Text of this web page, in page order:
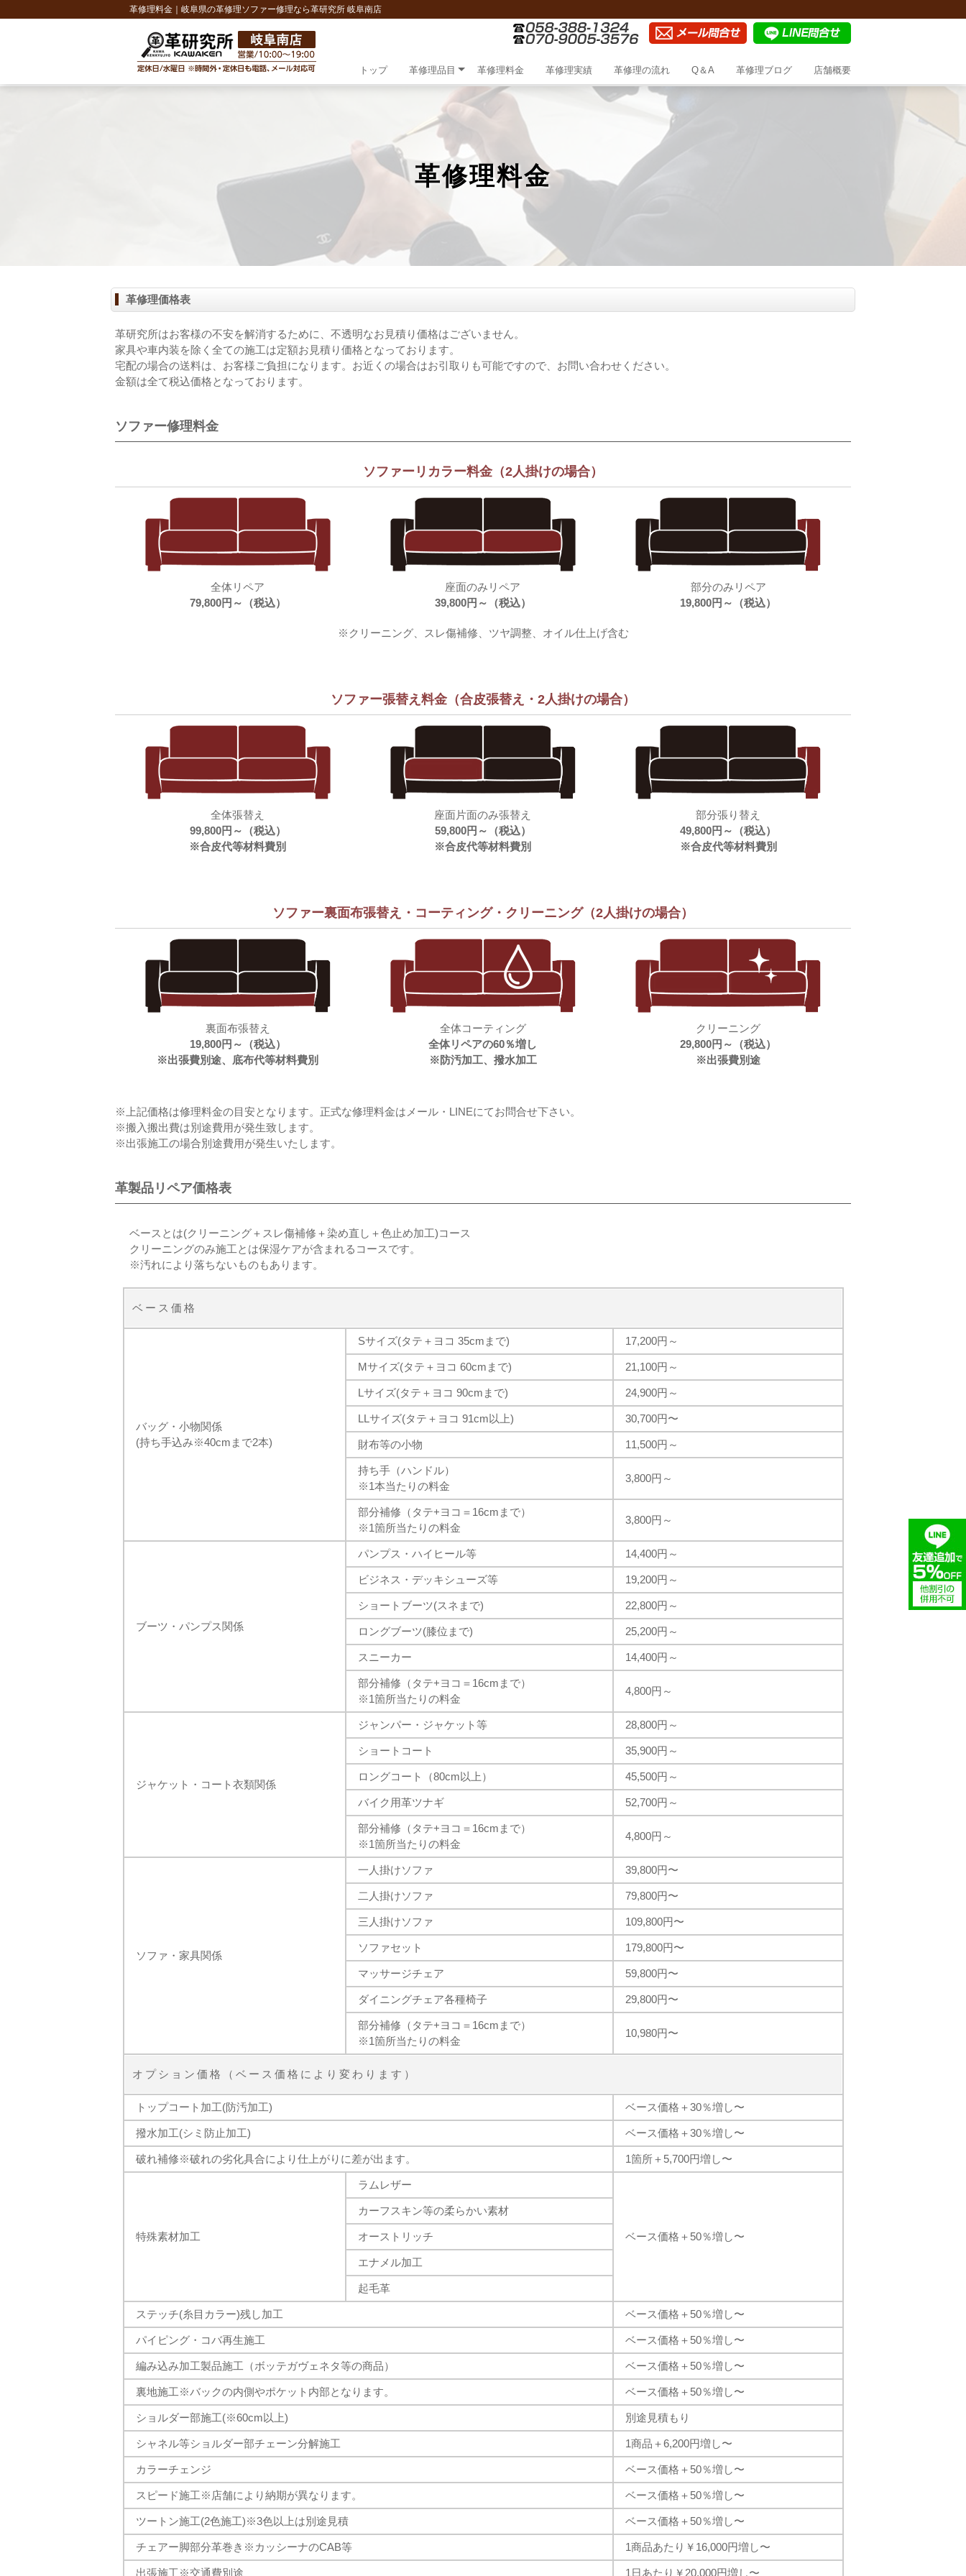
革修理料金｜岐阜県の革修理ソファー修理なら革研究所 岐阜南店
トップ 革修理品目 革修理料金 革修理実績 革修理の流れ Q＆A 革修理ブログ 店舗概要
革修理料金
革修理価格表
革研究所はお客様の不安を解消するために、不透明なお見積り価格はございません。
家具や車内装を除く全ての施工は定額お見積り価格となっております。
宅配の場合の送料は、お客様ご負担になります。お近くの場合はお引取りも可能ですので、お問い合わせください。
金額は全て税込価格となっております。
ソファー修理料金
ソファーリカラー料金（2人掛けの場合）
全体リペア
79,800円～（税込）
座面のみリペア
39,800円～（税込）
部分のみリペア
19,800円～（税込）
※クリーニング、スレ傷補修、ツヤ調整、オイル仕上げ含む
ソファー張替え料金（合皮張替え・2人掛けの場合）
全体張替え
99,800円～（税込）
※合皮代等材料費別
座面片面のみ張替え
59,800円～（税込）
※合皮代等材料費別
部分張り替え
49,800円～（税込）
※合皮代等材料費別
ソファー裏面布張替え・コーティング・ クリーニング（2人掛けの場合）
裏面布張替え
19,800円～（税込）
※出張費別途、底布代等材料費別
全体コーティング
全体リペアの60％増し
※防汚加工、撥水加工
クリーニング
29,800円～（税込）
※出張費別途
※上記価格は修理料金の目安となります。正式な修理料金はメール・LINEにてお問合せ下さい。
※搬入搬出費は別途費用が発生致します。
※出張施工の場合別途費用が発生いたします。
革製品リペア価格表
ベースとは(クリーニング＋スレ傷補修＋染め直し＋色止め加工)コース
クリーニングのみ施工とは保湿ケアが含まれるコースです。
※汚れにより落ちないものもあります。
ベース価格
バッグ・小物関係
(持ち手込み※40cmまで2本)
Sサイズ(タテ＋ヨコ 35cmまで) 17,200円～
Mサイズ(タテ＋ヨコ 60cmまで) 21,100円～
Lサイズ(タテ＋ヨコ 90cmまで) 24,900円～
LLサイズ(タテ＋ヨコ 91cm以上) 30,700円〜
財布等の小物 11,500円～
持ち手（ハンドル）
※1本当たりの料金
3,800円～
部分補修（タテ+ヨコ＝16cmまで）
※1箇所当たりの料金
3,800円～
ブーツ・パンプス関係
パンプス・ハイヒール等 14,400円～
ビジネス・デッキシューズ等 19,200円～
ショートブーツ(スネまで) 22,800円～
ロングブーツ(膝位まで) 25,200円～
スニーカー 14,400円～
部分補修（タテ+ヨコ＝16cmまで）
※1箇所当たりの料金
4,800円～
ジャケット・コート衣類関係
ジャンパー・ジャケット等 28,800円～
ショートコート 35,900円～
ロングコート（80cm以上） 45,500円～
バイク用革ツナギ 52,700円～
部分補修（タテ+ヨコ＝16cmまで）
※1箇所当たりの料金
4,800円～
ソファ・家具関係
一人掛けソファ 39,800円〜
二人掛けソファ 79,800円〜
三人掛けソファ 109,800円〜
ソファセット 179,800円〜
マッサージチェア 59,800円〜
ダイニングチェア各種椅子 29,800円〜
部分補修（タテ+ヨコ＝16cmまで）
※1箇所当たりの料金
10,980円〜
オプション価格（ベース価格により変わります）
トップコート加工(防汚加工) ベース価格＋30％増し〜
撥水加工(シミ防止加工) ベース価格＋30％増し〜
破れ補修※破れの劣化具合により仕上がりに差が出ます。 1箇所＋5,700円増し〜
特殊素材加工
ラムレザー
ベース価格＋50％増し〜
カーフスキン等の柔らかい素材
オーストリッチ
エナメル加工
起毛革
ステッチ(糸目カラー)残し加工 ベース価格＋50％増し〜
パイピング・コバ再生施工 ベース価格＋50％増し〜
編み込み加工製品施工（ボッテガヴェネタ等の商品） ベース価格＋50％増し〜
裏地施工※バックの内側やポケット内部となります。 ベース価格＋50％増し〜
ショルダー部施工(※60cm以上) 別途見積もり
シャネル等ショルダー部チェーン分解施工 1商品＋6,200円増し〜
カラーチェンジ ベース価格＋50％増し〜
スピード施工※店舗により納期が異なります。 ベース価格＋50％増し〜
ツートン施工(2色施工)※3色以上は別途見積 ベース価格＋50％増し〜
チェアー脚部分革巻き※カッシーナのCAB等 1商品あたり￥16,000円増し〜
出張施工※交通費別途 1日あたり￥20,000円増し〜